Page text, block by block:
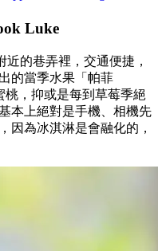
Luke
的巷弄裡，交通便捷，
的當季水果「帕菲
桃，抑或是每到草莓季絕
本上絕對是手機、相機先
因為冰淇淋是會融化的，